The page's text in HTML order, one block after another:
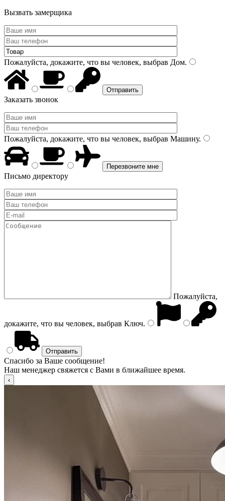
Вызвать замерщика
Пожалуйста, докажите, что вы человек, выбрав Дом.
Заказать звонок
Пожалуйста, докажите, что вы человек, выбрав Машину.
Письмо директору
Пожалуйста,
докажите, что вы человек, выбрав Ключ.
Спасибо за Ваше сообщение!
Наш менеджер свяжется с Вами в ближайшее время.